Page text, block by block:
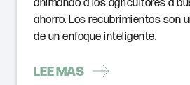
animando a los agricultores a
ahorro. Los recubrimientos son
de un enfoque inteligente.
LEE MAS